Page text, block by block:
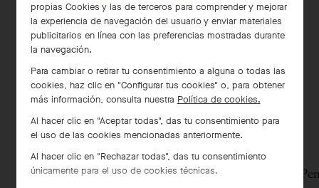
Colgante Sweet Butterflies
propias Cookies y las de terceros para comprender y mejorar
la experiencia de navegación del usuario y enviar materiales
publicitarios en línea con las preferencias mostradas durante
la navegación.
Para cambiar o retirar tu consentimiento a alguna o todas las
cookies, haz clic en "Configurar tus cookies" o, para obtener
más información, consulta nuestra Política de cookies.
Al hacer clic en "Aceptar todas", das tu consentimiento para
el uso de las cookies mencionadas anteriormente.
Al hacer clic en "Rechazar todas", das tu consentimiento
únicamente para el uso de cookies técnicas.